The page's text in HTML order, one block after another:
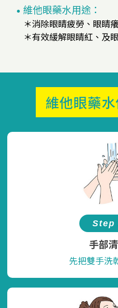
維他眼藥水用途：
＊消除眼睛疲勞、眼睛
＊有效緩解眼睛紅、及
維他眼藥
Step
手部
先把雙手洗